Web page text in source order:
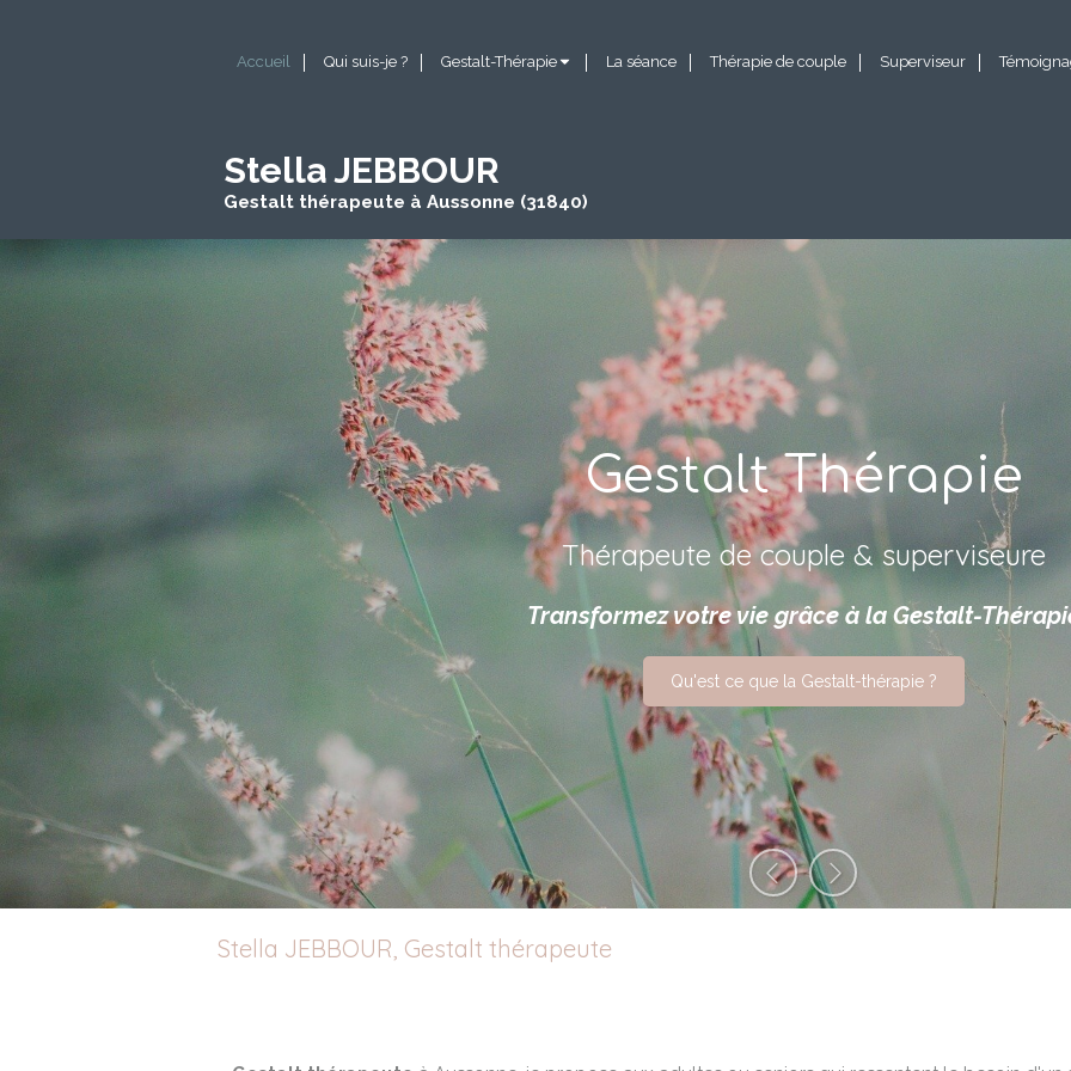
Accueil Qui suis-je ? Gestalt-Thérapie La séance Thérapie de couple Superviseur
Stella JEBBOUR
Gestalt thérapeute à Aussonne (31840)
Gestalt Thérapie
Thérapeute de couple & superviseure
Transformez votre vie grâce à la Gestalt-
Qu'est ce que la Gestalt-thérapie ?
Slide précédent
Slide suivant
Stella JEBBOUR, Gestalt thérapeute